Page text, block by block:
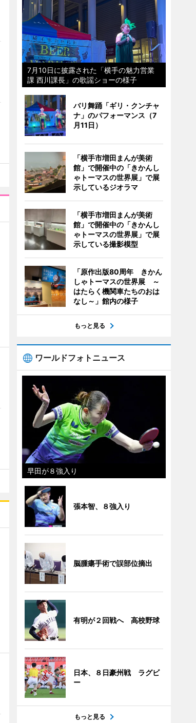
7月10日に披露された「横手の魅力営業
課 西川課長」の歌謡ショーの様子
バリ舞踊「ギリ・クンチャ
ナ」のパフォーマンス（7
月11日）
「横手市増田まんが美術
館」で開催中の「きかんし
ゃトーマスの世界展」で展
示しているジオラマ
「横手市増田まんが美術
館」で開催中の「きかんし
ゃトーマスの世界展」で展
示している撮影模型
「原作出版80周年 きかん
しゃトーマスの世界展 ～
はたらく機関車たちのおは
なし～」館内の様子
もっと見る
ワールドフォトニュース
早田が８強入り
張本智、８強入り
脳腫瘍手術で誤部位摘出
有明が２回戦へ 高校野球
日本、８日豪州戦 ラグビ
ー
もっと見る